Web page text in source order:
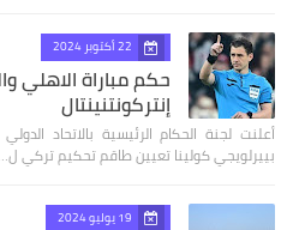
22 أكتوبر 2024
حكم مباراة الاهلي
إنتركونتنينتال
أعلنت لجنة الحكام الرئيسية بالاتحاد
بييرلويجي كولينا تعيين طاقم تحكيم تركي ل…
19 يوليو 2024